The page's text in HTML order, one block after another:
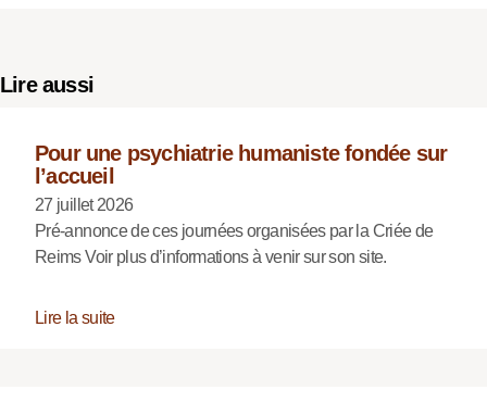
Lire aussi
Pour une psychiatrie humaniste fondée sur
l’accueil
27 juillet 2026
Pré-annonce de ces journées organisées par la Criée de
Reims Voir plus d’informations à venir sur son site.
Lire la suite